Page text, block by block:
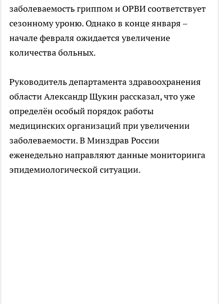
заболеваемость гриппом и ОРВИ соответствует
сезонному уроню. Однако в конце января –
начале февраля ожидается увеличение
количества больных.
Руководитель департамента здравоохранения
области Александр Щукин рассказал, что уже
определён особый порядок работы
медицинских организаций при увеличении
заболеваемости. В Минздрав России
еженедельно направляют данные мониторинга
эпидемиологической ситуации.